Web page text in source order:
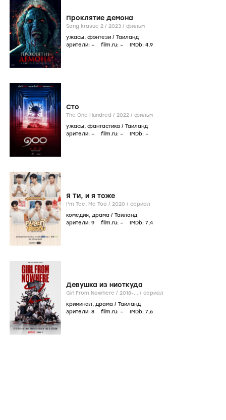
Проклятие демона
Sang krasue 2 / 2023 / фильм
ужасы, фэнтези / Таиланд
зрители: – film.ru: – IMDb: 4,9
Сто
The One Hundred / 2022 / фильм
ужасы, фантастика / Таиланд
зрители: – film.ru: – IMDb: –
Я Ти, и я тоже
I'm Tee, Me Too / 2020 / сериал
комедия, драма / Таиланд
зрители: 9 film.ru: – IMDb: 7,4
Девушка из ниоткуда
Girl From Nowhere / 2018-... / сериал
криминал, драма / Таиланд
зрители: 8 film.ru: – IMDb: 7,6